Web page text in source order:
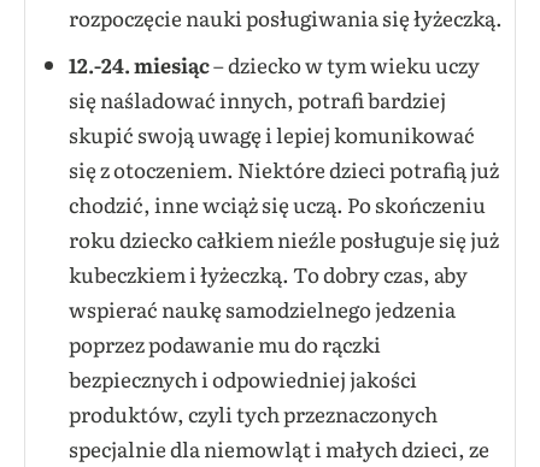
rozpoczęcie nauki posługiwania się łyżeczką.
12.-24. miesiąc– dziecko w tym wieku uczy
się naśladować innych, potrafi bardziej
skupić swoją uwagę i lepiej komunikować
się z otoczeniem. Niektóre dzieci potrafią już
chodzić, inne wciąż się uczą. Po skończeniu
roku dziecko całkiem nieźle posługuje się już
kubeczkiem i łyżeczką. To dobry czas, aby
wspierać naukę samodzielnego jedzenia
poprzez podawanie mu do rączki
bezpiecznych i odpowiedniej jakości
produktów, czyli tych przeznaczonych
specjalnie dla niemowląt i małych dzieci, ze